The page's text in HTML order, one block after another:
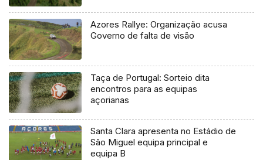
Azores Rallye: Organização acusa
Governo de falta de visão
Taça de Portugal: Sorteio dita
encontros para as equipas
açorianas
Santa Clara apresenta no Estádio de
São Miguel equipa principal e
equipa B